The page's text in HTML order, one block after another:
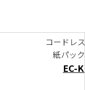
コードレ
紙パッ
EC-